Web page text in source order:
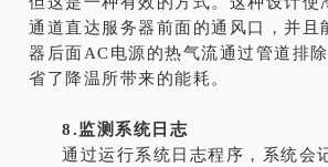
通道直达服务器前面的通风口，并且
器后面AC电源的热气流通过管道排
省了降温所带来的能耗。
8.监测系统日志
通过运行系统日志程序，系统会